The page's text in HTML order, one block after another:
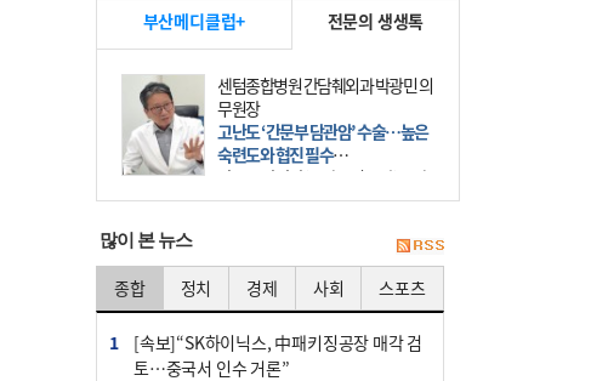
부산메디클럽+ 전문의 생생톡
센텀종합병원 간담췌외과 박광민 의
무원장
고난도 ‘간문부 담관암’ 수술…높은
숙련도와 협진 필수
간문부 담관암(클라츠킨 종양)은 좌
우 간에서 나오는, 담관(담즙 배출 경
部)’에 생기는 악성 종양이다. 간동맥
문맥 림프절 담
많이 본 뉴스
종합 정치 경제 사회 스포츠
1
[속보]“SK하이닉스, 中패키징공장 매각 검
토…중국서 인수 거론”